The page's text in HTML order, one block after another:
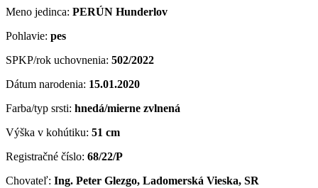
Meno jedinca: PERÚN Hunderlov
Pohlavie: pes
SPKP/rok uchovnenia: 502/2022
Dátum narodenia: 15.01.2020
Farba/typ srsti: hnedá/mierne zvlnená
Výška v kohútiku: 51 cm
Registračné číslo: 68/22/P
Chovateľ: Ing. Peter Glezgo, Ladomerská Vieska, SR